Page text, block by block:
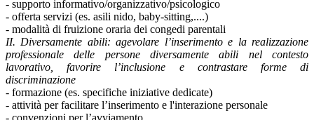
- supporto informativo/organizzativo/psicologico
- offerta servizi (es. asili nido, baby-sitting,....)
- modalità di fruizione oraria dei congedi parentali
II. Diversamente abili: agevolare l’inserimento e la realizzazione
professionale delle persone diversamente abili nel contesto
lavorativo, favorire l’inclusione e contrastare forme di
discriminazione
- formazione (es. specifiche iniziative dedicate)
- attività per facilitare l’inserimento e l'interazione personale
- convenzioni per l’avviamento